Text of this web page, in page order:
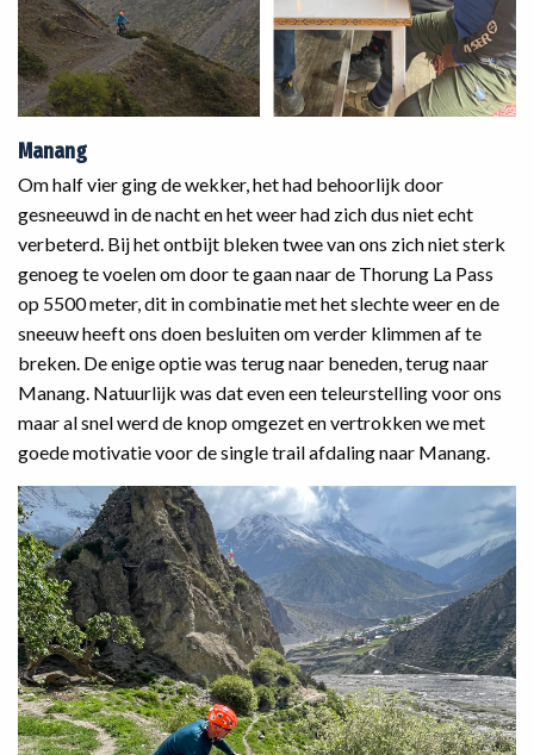
Manang
Om half vier ging de wekker, het had behoorlijk door
gesneeuwd in de nacht en het weer had zich dus niet echt
verbeterd. Bij het ontbijt bleken twee van ons zich niet sterk
genoeg te voelen om door te gaan naar de Thorung La Pass
op 5500 meter, dit in combinatie met het slechte weer en de
sneeuw heeft ons doen besluiten om verder klimmen af te
breken. De enige optie was terug naar beneden, terug naar
Manang. Natuurlijk was dat even een teleurstelling voor ons
maar al snel werd de knop omgezet en vertrokken we met
goede motivatie voor de single trail afdaling naar Manang.